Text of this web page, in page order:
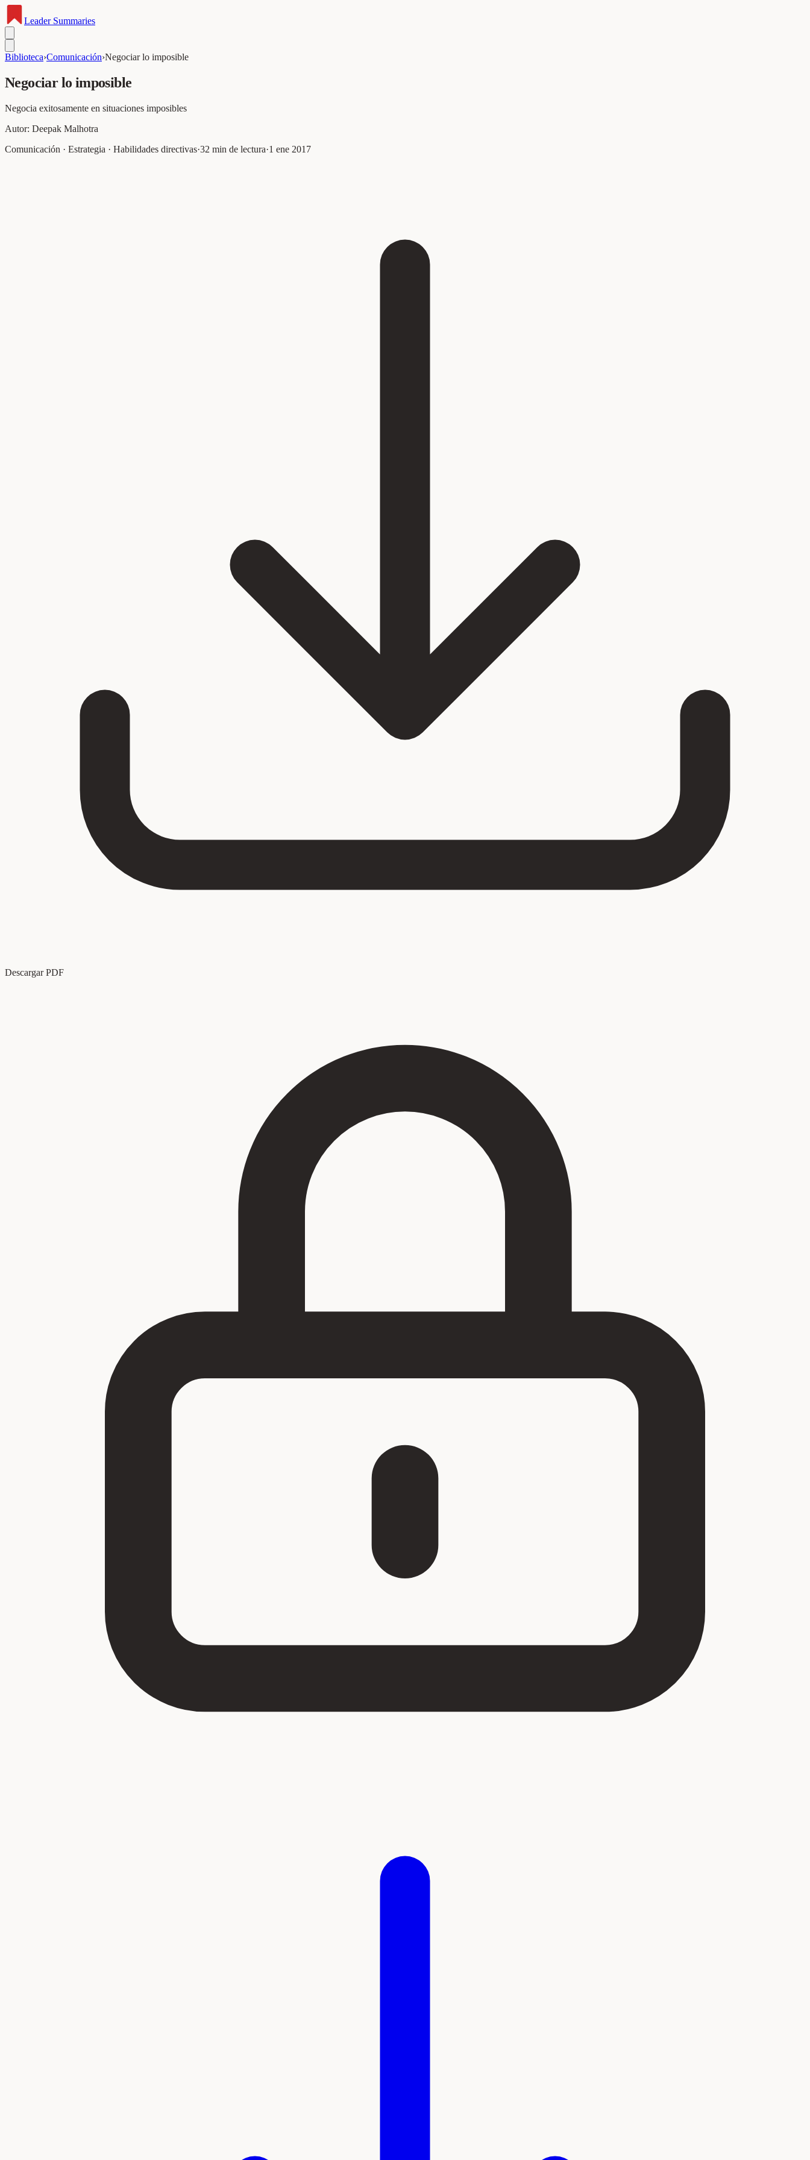
LeaderSummaries
Biblioteca›Comunicación›Negociar lo imposible
Negociar lo imposible
Negocia exitosamente en situaciones imposibles
Autor: Deepak Malhotra
Comunicación · Estrategia · Habilidades directivas·32 min de lectura·1 ene 2017
Descargar PDF